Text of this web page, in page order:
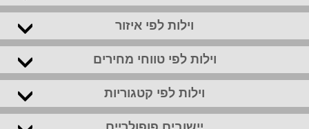
וילות לפי איזור
וילות לפי טווחי מחירים
וילות לפי קטגוריות